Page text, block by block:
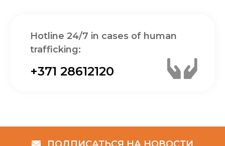
Hotline 24/7 in cases of human
trafficking:
+371 28612120